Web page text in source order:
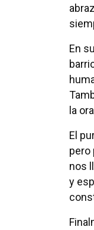
En
la
El
pero
nos
y